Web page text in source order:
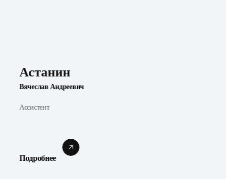
Астанин
Вячеслав Андреевич
Ассистент
Подробнее